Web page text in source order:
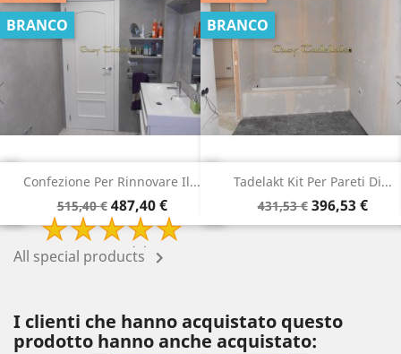
Tadelakt Kit Per Pareti Di...
Prezzo
di
base
431,53 € Prezzo
396,53 €
BRANCO
Tadelakt Pack Per La...
Prezzo
di
340,78 € Prezzo
315,78 €
BRANCO
All special products 
I clienti che hanno acquistato questo
prodotto hanno anche acquistato: